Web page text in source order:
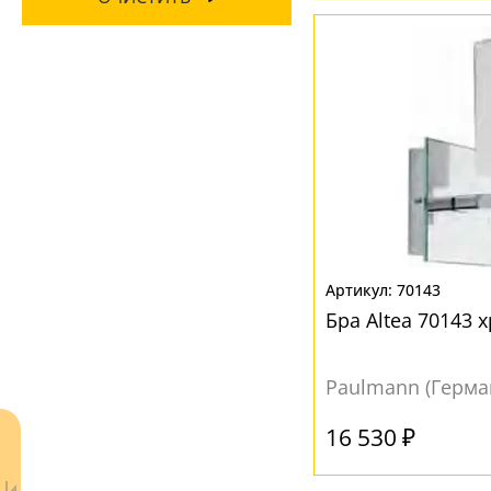
70143
Бра Altea 70143
Paulmann
16 530 ₽